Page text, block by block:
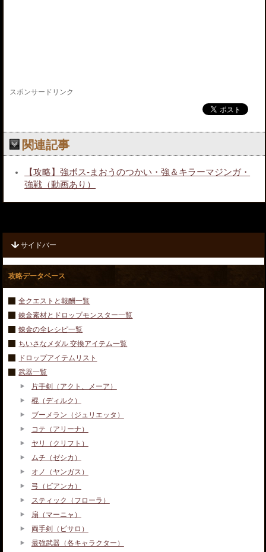
スポンサードリンク
関連記事
【攻略】強ボス-まおうのつかい・強＆キラーマジンガ・
強戦（動画あり）
サイドバー
攻略データベース
全クエストと報酬一覧
錬金素材とドロップモンスター一覧
錬金の全レシピ一覧
ちいさなメダル 交換アイテム一覧
ドロップアイテムリスト
武器一覧
片手剣（アクト、メーア）
棍（ディルク）
ブーメラン（ジュリエッタ）
コテ（アリーナ）
ヤリ（クリフト）
ムチ（ゼシカ）
オノ（ヤンガス）
弓（ビアンカ）
スティック（フローラ）
扇（マーニャ）
両手剣（ピサロ）
最強武器（各キャラクター）